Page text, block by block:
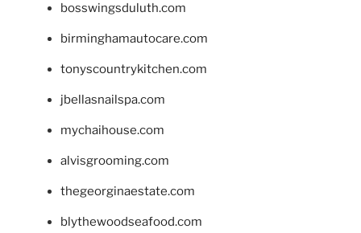
bosswingsduluth.com
birminghamautocare.com
tonyscountrykitchen.com
jbellasnailspa.com
mychaihouse.com
alvisgrooming.com
thegeorginaestate.com
blythewoodseafood.com